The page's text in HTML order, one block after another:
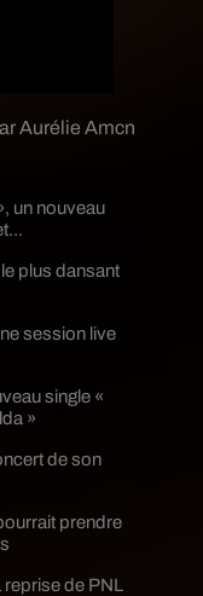
Aurélie Amcn
un nouveau
plus dansant
session live
single «
»
de son
prendre
reprise de PNL